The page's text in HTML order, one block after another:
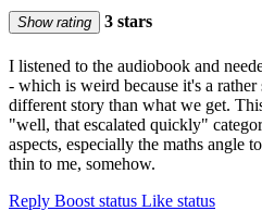
Show rating 3 stars
I listened to the audiobook and
- which is weird because it's a rather
different story than what we get.
"well, that escalated quickly"
aspects, especially the maths angle
thin to me, somehow.
Reply Boost status Like status